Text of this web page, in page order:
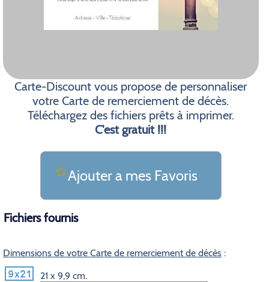
Carte-Discount vous propose de personnaliser
votre Carte de remerciement de décès.
Téléchargez des fichiers prêts à imprimer.
C'est gratuit !!!
Ajouter a mes Favoris
Fichiers fournis
Dimensions de votre Carte de remerciement de décès :
21 x 9,9 cm.